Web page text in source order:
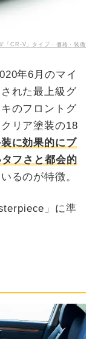
「CR-V」タイプ・価格・装備
年6月のマイ
れた最上級グ
のフロントグ
リア塗装の18
に効果的にブ
フさと都会的
るのが特徴。
」に準